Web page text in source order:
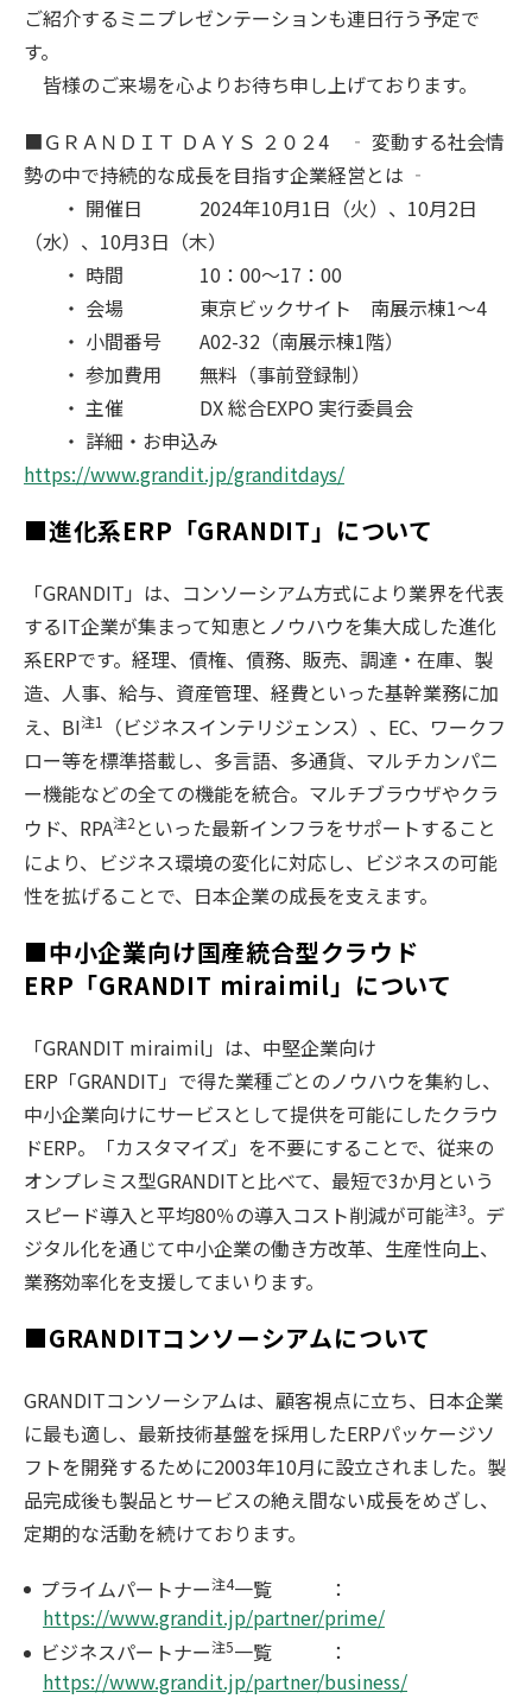
ご紹介するミニプレゼンテーションも連日行う予定で
す。
皆様のご来場を心よりお待ち申し上げております。
■ＧＲＡＮＤＩＴ ＤＡＹＳ ２０２4 ‐ 変動する社会情
勢の中で持続的な成長を目指す企業経営とは ‐
・ 開催日 2024年10月1日（火）、10月2日
（水）、10月3日（木）
・ 時間 10：00～17：00
・ 会場 東京ビックサイト 南展示棟1～4
・ 小間番号 A02-32（南展示棟1階）
・ 参加費用 無料（事前登録制）
・ 主催 DX 総合EXPO 実行委員会
・ 詳細・お申込み
https://www.grandit.jp/granditdays/
■進化系ERP「GRANDIT」について
「GRANDIT」は、コンソーシアム方式により業界を代表
するIT企業が集まって知恵とノウハウを集大成した進化
系ERPです。経理、債権、債務、販売、調達・在庫、製
造、人事、給与、資産管理、経費といった基幹業務に加
え、BI注1
（ビジネスインテリジェンス）、EC、ワークフ
ロー等を標準搭載し、多言語、多通貨、マルチカンパニ
ー機能などの全ての機能を統合。マルチブラウザやクラ
ウド、RPA注2 といった最新インフラをサポートすること
により、ビジネス環境の変化に対応し、ビジネスの可能
性を拡げることで、日本企業の成長を支えます。
■中小企業向け国産統合型クラウド
ERP「GRANDIT miraimil」について
「GRANDIT miraimil」は、中堅企業向け
ERP「GRANDIT」で得た業種ごとのノウハウを集約し、
中小企業向けにサービスとして提供を可能にしたクラウ
ドERP。「カスタマイズ」を不要にすることで、従来の
オンプレミス型GRANDITと比べて、最短で3か月という
スピード導入と平均80％の導入コスト削減が可能注3。デ
ジタル化を通じて中小企業の働き方改革、生産性向上、
業務効率化を支援してまいります。
■GRANDITコンソーシアムについて
GRANDITコンソーシアムは、顧客視点に立ち、日本企業
に最も適し、最新技術基盤を採用したERPパッケージソ
フトを開発するために2003年10月に設立されました。製
品完成後も製品とサービスの絶え間ない成長をめざし、
定期的な活動を続けております。
プライムパートナー注4一覧 ：
https://www.grandit.jp/partner/prime/
ビジネスパートナー注5一覧 ：
https://www.grandit.jp/partner/business/